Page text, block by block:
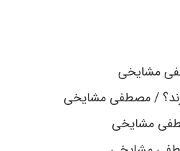
مشایخی
/ مصطفی مشایخی
مشایخی